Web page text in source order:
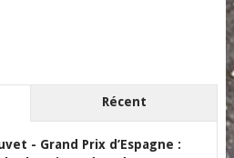
Récent
- Grand Prix d’Espagne :